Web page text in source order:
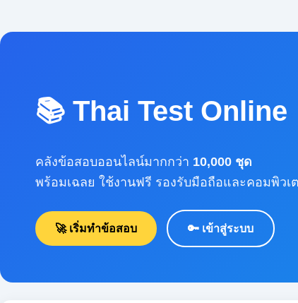
📚 Thai Test Online
คลังข้อสอบออนไลน์มากกว่า10,000 ชุด
พร้อมเฉลย ใช้งานฟรี รองรับมือถือและคอมพิวเตอร์
🚀 เริ่มทำข้อสอบ 🔑 เข้าสู่ระบบ